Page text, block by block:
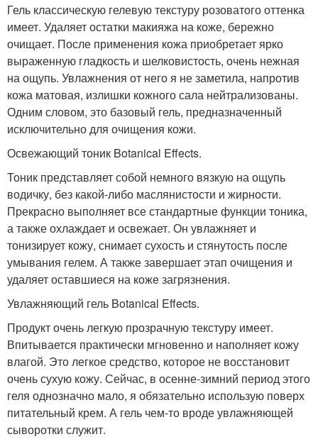
Гель классическую гелевую текстуру розоватого оттенка
имеет. Удаляет остатки макияжа на коже, бережно
очищает. После применения кожа приобретает ярко
выраженную гладкость и шелковистость, очень нежная
на ощупь. Увлажнения от него я не заметила, напротив
кожа матовая, излишки кожного сала нейтрализованы.
Одним словом, это базовый гель, предназначенный
исключительно для очищения кожи.
Освежающий тоник Botanical Effects.
Тоник представляет собой немного вязкую на ощупь
водичку, без какой-либо маслянистости и жирности.
Прекрасно выполняет все стандартные функции тоника,
а также охлаждает и освежает. Он увлажняет и
тонизирует кожу, снимает сухость и стянутость после
умывания гелем. А также завершает этап очищения и
удаляет оставшиеся на коже загрязнения.
Увлажняющий гель Botanical Effects.
Продукт очень легкую прозрачную текстуру имеет.
Впитывается практически мгновенно и наполняет кожу
влагой. Это легкое средство, которое не восстановит
очень сухую кожу. Сейчас, в осенне-зимний период этого
геля однозначно мало, я обязательно использую поверх
питательный крем. А гель чем-то вроде увлажняющей
сыворотки служит.